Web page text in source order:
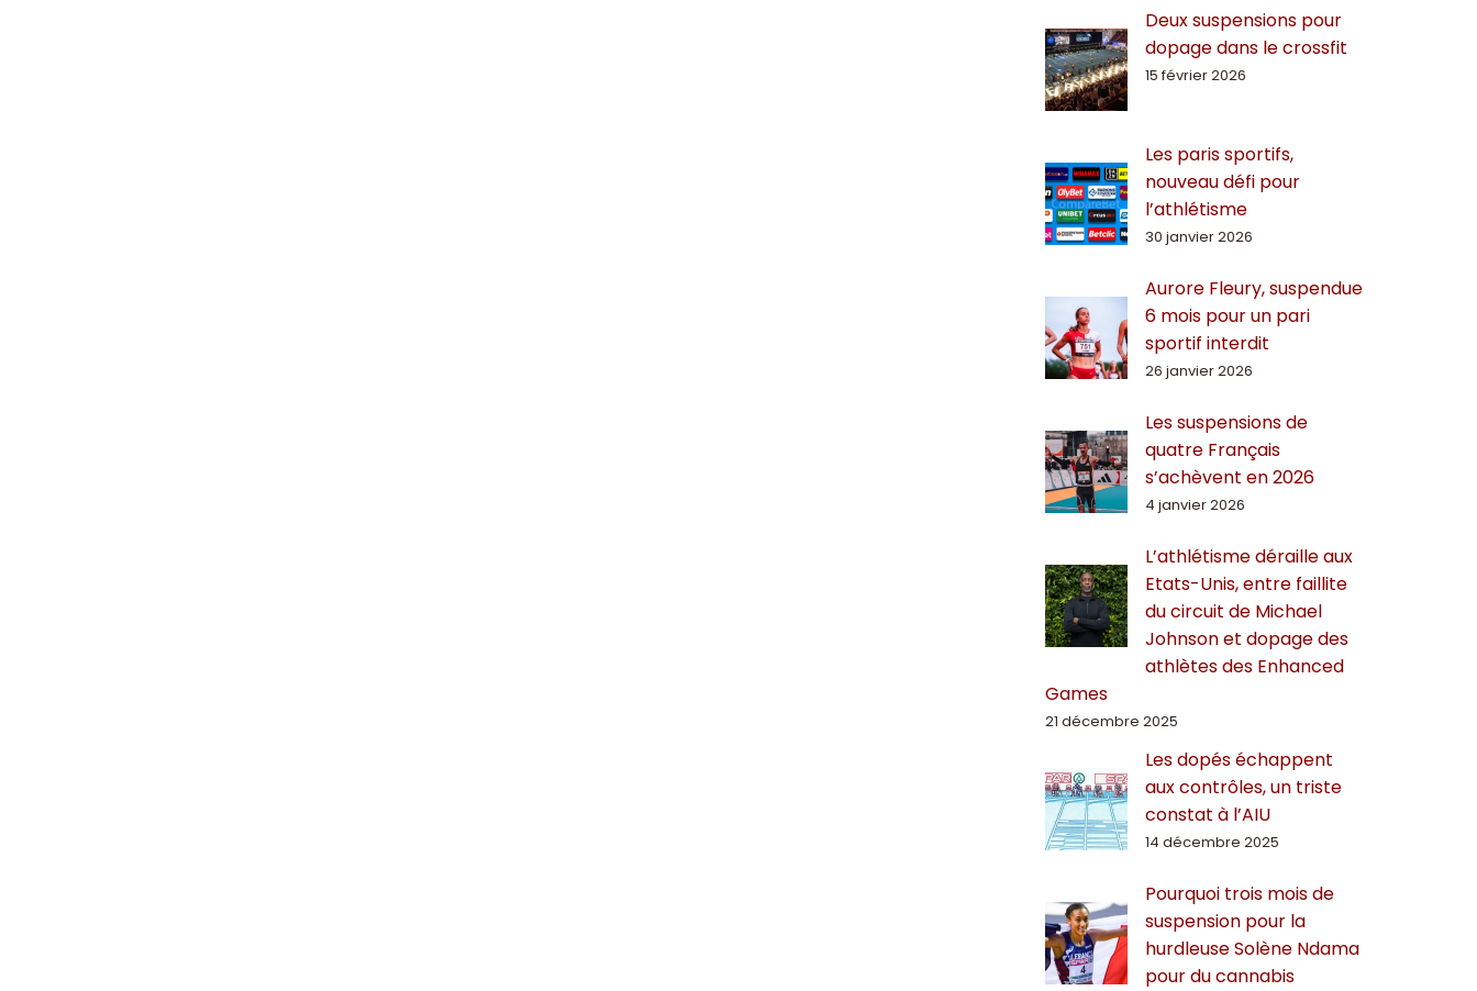
Deux suspensions pour
dopage dans le crossfit
15 février 2026
Les paris sportifs,
nouveau défi pour
l’athlétisme
30 janvier 2026
Aurore Fleury, suspendue
6 mois pour un pari
sportif interdit
26 janvier 2026
Les suspensions de
quatre Français
s’achèvent en 2026
4 janvier 2026
L’athlétisme déraille aux
Etats-Unis, entre faillite
du circuit de Michael
Johnson et dopage des
athlètes des Enhanced
Games
21 décembre 2025
Les dopés échappent
aux contrôles, un triste
constat à l’AIU
14 décembre 2025
Pourquoi trois mois de
suspension pour la
hurdleuse Solène Ndama
pour du cannabis